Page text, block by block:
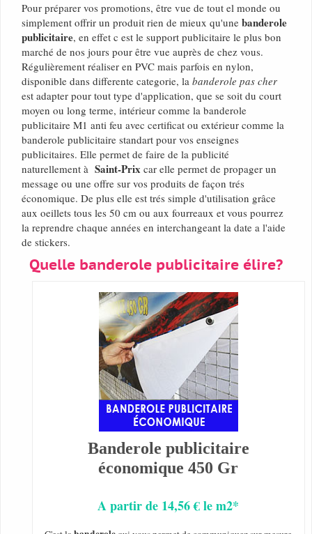
Pour préparer vos promotions, être vue de tout el monde ou
simplement offrir un produit rien de mieux qu'une banderole
publicitaire, en effet c est le support publicitaire le plus bon
marché de nos jours pour être vue auprès de chez vous.
Régulièrement réaliser en PVC mais parfois en nylon,
disponible dans differente categorie, la banderole pas cher
est adapter pour tout type d'application, que se soit du court
moyen ou long terme, intérieur comme la banderole
publicitaire M1 anti feu avec certificat ou extérieur comme la
banderole publicitaire standart pour vos enseignes
publicitaires. Elle permet de faire de la publicité
naturellement à Saint-Prix car elle permet de propager un
message ou une offre sur vos produits de façon trés
économique. De plus elle est trés simple d'utilisation grâce
aux oeillets tous les 50 cm ou aux fourreaux et vous pourrez
la reprendre chaque années en interchangeant la date a l'aide
de stickers.
Quelle banderole publicitaire élire?
Banderole publicitaire
économique 450 Gr
A partir de 14,56 € le m2*